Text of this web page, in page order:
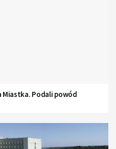
Miastka. Podali powód